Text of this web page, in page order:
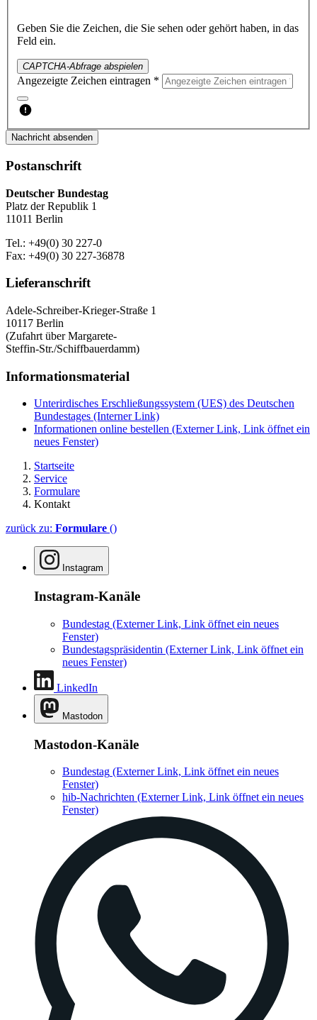
Geben Sie die Zeichen, die Sie sehen oder gehört haben, in das
Feld ein.
CAPTCHA-Abfrage abspielen
Angezeigte Zeichen eintragen *
Nachricht absenden
Postanschrift
Deutscher Bundestag
Platz der Republik 1
11011 Berlin
Tel.: +49(0) 30 227-0
Fax: +49(0) 30 227-36878
Lieferanschrift
Adele-Schreiber-Krieger-Straße 1
10117 Berlin
(Zufahrt über Margarete-
Steffin-Str./Schiffbauerdamm)
Informationsmaterial
Unterirdisches Erschließungssystem (UES) des Deutschen
Bundestages (Interner Link)
Informationen online bestellen (Externer Link, Link öffnet ein
neues Fenster)
Startseite
Service
Formulare
Kontakt
zurück zu: Formulare ()
Instagram
Instagram-Kanäle
Bundestag (Externer Link, Link öffnet ein neues
Fenster)
Bundestagspräsidentin (Externer Link, Link öffnet ein
neues Fenster)
LinkedIn
Mastodon
Mastodon-Kanäle
Bundestag (Externer Link, Link öffnet ein neues
Fenster)
hib-Nachrichten (Externer Link, Link öffnet ein neues
Fenster)